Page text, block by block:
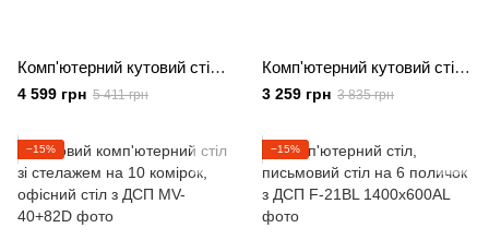
Комп'ютерний кутовий стіл зі стелажем на 16 комірок, офісний стіл з ДСП
4 599 грн 5 411 грн
Комп'ютерний кутовий стіл зі стелажем на 8 комірок, офісний стіл з ДСП
3 259 грн 3 835 грн
−15% −15%